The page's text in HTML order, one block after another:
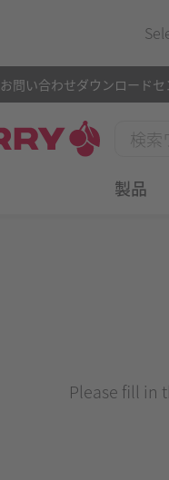
製品
お問い合わせダウンロードセ
Please fill in